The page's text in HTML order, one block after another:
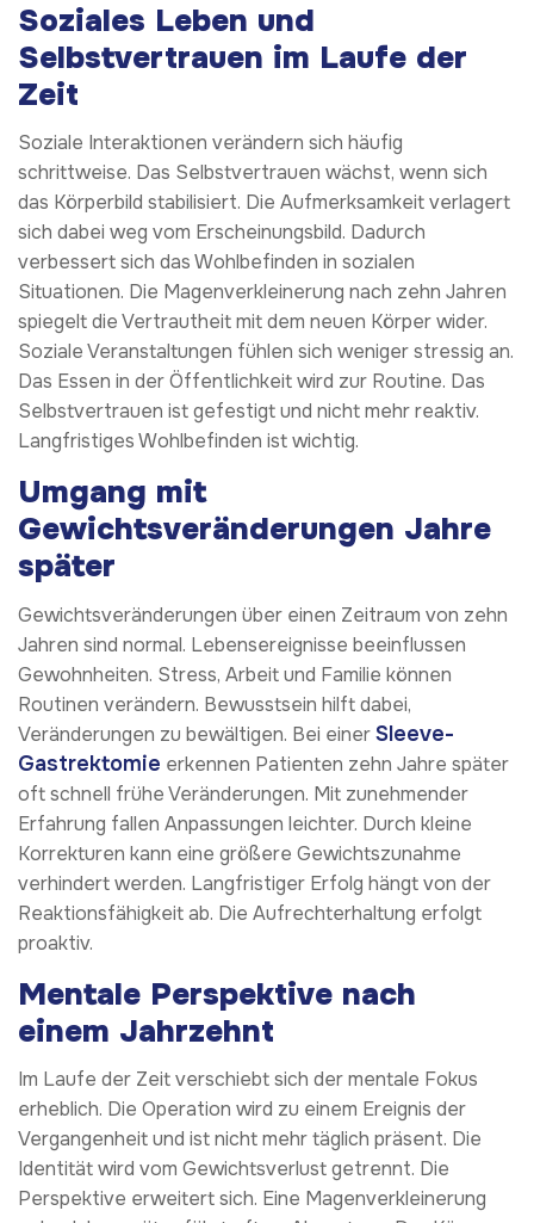
Soziales Leben und
Selbstvertrauen im Laufe der
Zeit
Soziale Interaktionen verändern sich häufig
schrittweise. Das Selbstvertrauen wächst, wenn sich
das Körperbild stabilisiert. Die Aufmerksamkeit verlagert
sich dabei weg vom Erscheinungsbild. Dadurch
verbessert sich das Wohlbefinden in sozialen
Situationen. Die Magenverkleinerung nach zehn Jahren
spiegelt die Vertrautheit mit dem neuen Körper wider.
Soziale Veranstaltungen fühlen sich weniger stressig an.
Das Essen in der Öffentlichkeit wird zur Routine. Das
Selbstvertrauen ist gefestigt und nicht mehr reaktiv.
Langfristiges Wohlbefinden ist wichtig.
Umgang mit
Gewichtsveränderungen Jahre
später
Gewichtsveränderungen über einen Zeitraum von zehn
Jahren sind normal. Lebensereignisse beeinflussen
Gewohnheiten. Stress, Arbeit und Familie können
Routinen verändern. Bewusstsein hilft dabei,
Veränderungen zu bewältigen. Bei einerSleeve-
Gastrektomie erkennen Patienten zehn Jahre später
oft schnell frühe Veränderungen. Mit zunehmender
Erfahrung fallen Anpassungen leichter. Durch kleine
Korrekturen kann eine größere Gewichtszunahme
verhindert werden. Langfristiger Erfolg hängt von der
Reaktionsfähigkeit ab. Die Aufrechterhaltung erfolgt
proaktiv.
Mentale Perspektive nach
einem Jahrzehnt
Im Laufe der Zeit verschiebt sich der mentale Fokus
erheblich. Die Operation wird zu einem Ereignis der
Vergangenheit und ist nicht mehr täglich präsent. Die
Identität wird vom Gewichtsverlust getrennt. Die
Perspektive erweitert sich. Eine Magenverkleinerung